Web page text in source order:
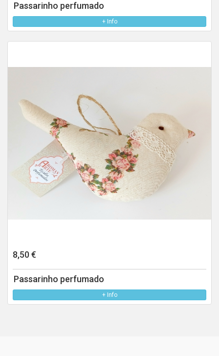
Passarinho perfumado
+ Info
8,50 €
Passarinho perfumado
+ Info